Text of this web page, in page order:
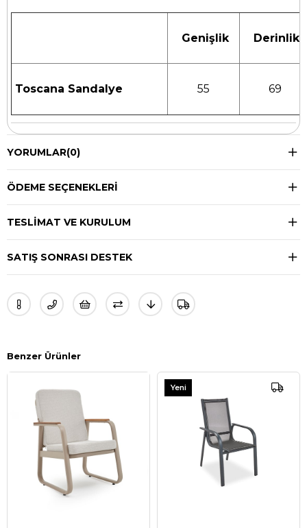
Genişlik Derinlik
Toscana Sandalye 55 69
YORUMLAR(0)
ÖDEME SEÇENEKLERI
TESLIMAT VE KURULUM
SATIŞ SONRASI DESTEK
Benzer Ürünler
Yeni